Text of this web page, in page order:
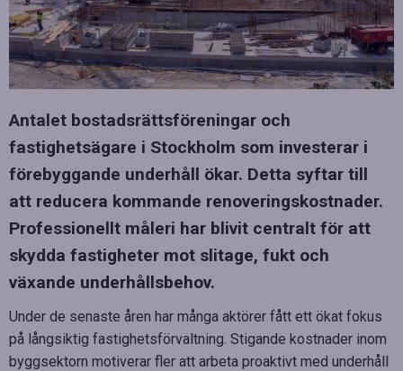
Antalet bostadsrättsföreningar och
fastighetsägare i Stockholm som investerar i
förebyggande underhåll ökar. Detta syftar till
att reducera kommande renoveringskostnader.
Professionellt måleri har blivit centralt för att
skydda fastigheter mot slitage, fukt och
växande underhållsbehov.
Under de senaste åren har många aktörer fått ett ökat fokus
på långsiktig fastighetsförvaltning. Stigande kostnader inom
byggsektorn motiverar fler att arbeta proaktivt med underhåll